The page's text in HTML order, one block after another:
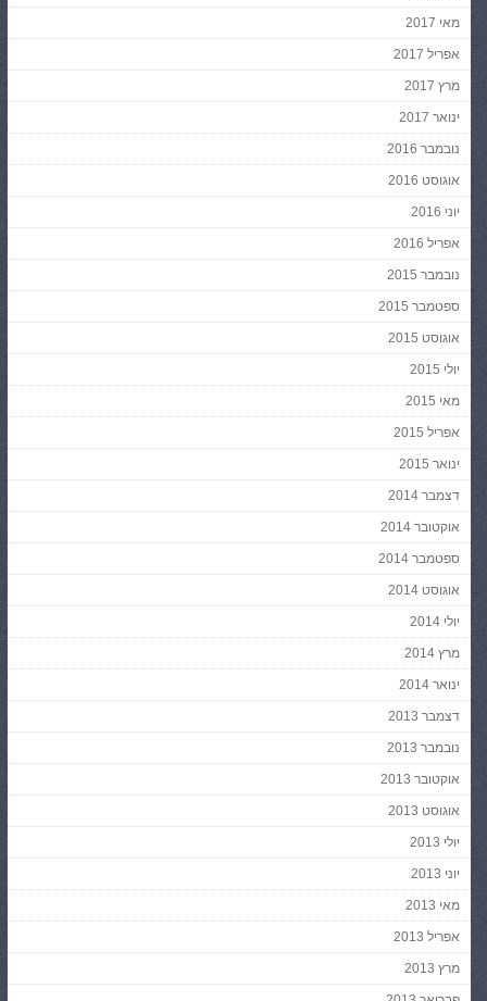
מאי 2017
אפריל 2017
מרץ 2017
ינואר 2017
נובמבר 2016
אוגוסט 2016
יוני 2016
אפריל 2016
נובמבר 2015
ספטמבר 2015
אוגוסט 2015
יולי 2015
מאי 2015
אפריל 2015
ינואר 2015
דצמבר 2014
אוקטובר 2014
ספטמבר 2014
אוגוסט 2014
יולי 2014
מרץ 2014
ינואר 2014
דצמבר 2013
נובמבר 2013
אוקטובר 2013
אוגוסט 2013
יולי 2013
יוני 2013
מאי 2013
אפריל 2013
מרץ 2013